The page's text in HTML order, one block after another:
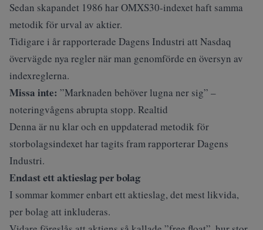
Sedan skapandet 1986 har OMXS30-indexet haft samma
metodik för urval av aktier.
Tidigare i år rapporterade Dagens Industri att Nasdaq
övervägde nya regler när man genomförde en översyn av
indexreglerna.
Missa inte: ”Marknaden behöver lugna ner sig” –
noteringvågens abrupta stopp. Realtid
Denna är nu klar och en uppdaterad metodik för
storbolagsindexet har tagits fram rapporterarDagens
Industri.
Endast ett aktieslag per bolag
I sommar kommer enbart ett aktieslag, det mest likvida,
per bolag att inkluderas.